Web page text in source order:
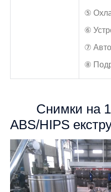
⑤
⑥
⑦
⑧
Снимки на
ABS/HIPS